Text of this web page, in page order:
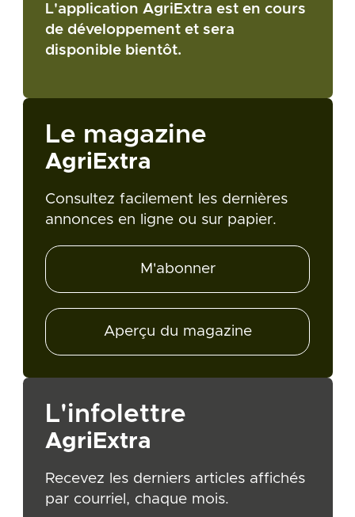
L'application AgriExtra est en cours
de développement et sera
disponible bientôt.
Le magazine
AgriExtra
Consultez facilement les dernières
annonces en ligne ou sur papier.
M'abonner
Aperçu du magazine
L'infolettre
AgriExtra
Recevez les derniers articles affichés
par courriel, chaque mois.